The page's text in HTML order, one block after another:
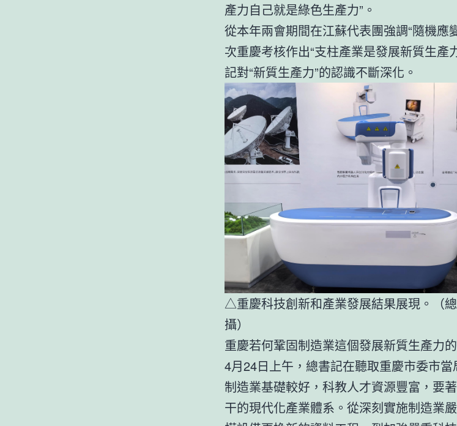
產力自己就是綠色生產力”。
從本年兩會期間在江蘇代表團強調“隨機應
次重慶考核作出“支柱產業是發展新質生產
記對“新質生產力”的認識不斷深化。
△重慶科技創新和產業發展結果展現。（
攝）
重慶若何鞏固制造業這個發展新質生產力的
4月24日上午，總書記在聽取重慶市委市
制造業基礎較好，科教人才資源豐富，要
干的現代化產業體系。從深刻實施制造業